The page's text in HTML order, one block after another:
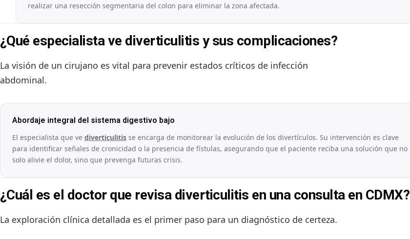
realizar una resección segmentaria del colon para eliminar la zona afectada.
¿Qué especialista ve diverticulitis y sus complicaciones?
La visión de un cirujano es vital para prevenir estados críticos de infección
abdominal.
Abordaje integral del sistema digestivo bajo
El especialista que ve diverticulitis se encarga de monitorear la evolución de los divertículos. Su intervención es clave
para identificar señales de cronicidad o la presencia de fístulas, asegurando que el paciente reciba una solución que no
solo alivie el dolor, sino que prevenga futuras crisis.
¿Cuál es el doctor que revisa diverticulitis en una consulta en CDMX?
La exploración clínica detallada es el primer paso para un diagnóstico de certeza.